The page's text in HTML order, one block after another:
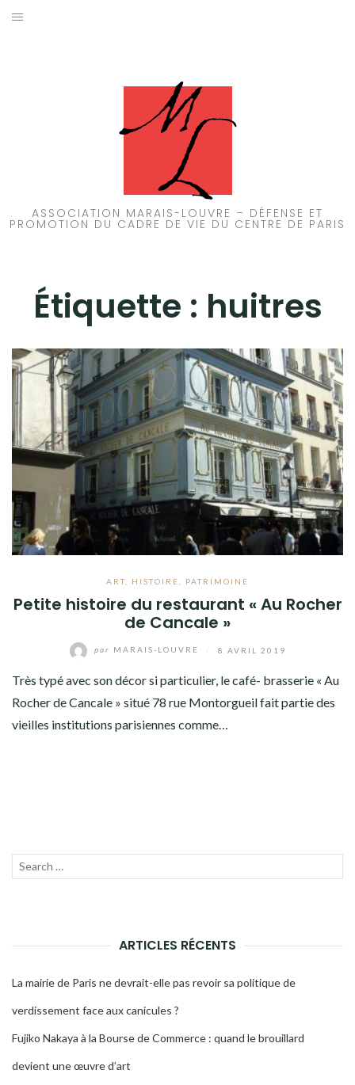
Aller
ASSOCIATION MARAIS-LOUVRE – DÉFENSE ET
PROMOTION DU CADRE DE VIE DU CENTRE DE PARIS
Étiquette : huitres
ART HISTOIRE PATRIMOINE
Petite histoire du restaurant « Au Rocher
de Cancale »
par MARAIS-LOUVRE 8 AVRIL 2019
Très typé avec son décor si particulier, le café- brasserie « Au
Rocher de Cancale » situé 78 rue Montorgueil fait partie des
vieilles institutions parisiennes comme…
Recherche
ARTICLES RÉCENTS
La mairie de Paris ne devrait-elle pas revoir sa politique de
verdissement face aux canicules ?
Fujiko Nakaya à la Bourse de Commerce : quand le brouillard
devient une œuvre d’art